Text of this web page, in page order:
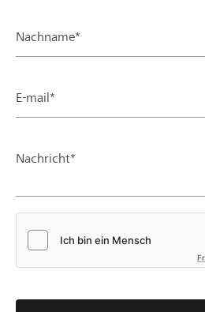
Nachname*
E-mail*
Nachricht*